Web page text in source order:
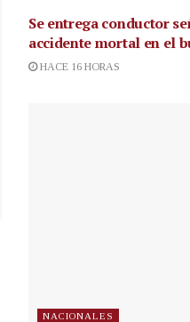
Se entrega conductor
accidente mortal en el
HACE 16 HORAS
NACIONALES